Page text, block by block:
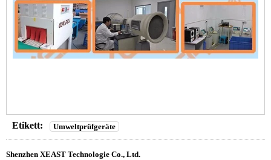
Etikett: Umweltprüfgeräte
Shenzhen XEAST Technologie Co., Ltd.